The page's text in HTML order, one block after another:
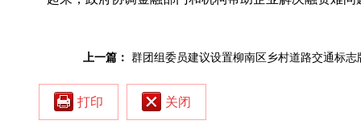
上一篇： 群团组委员建议设置柳南区乡村道路交通标志
打印 关闭